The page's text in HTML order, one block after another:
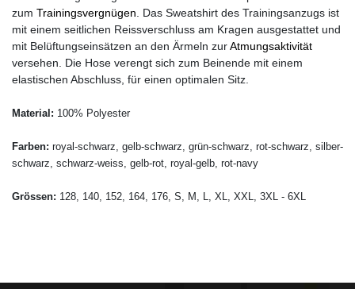
zum Trainingsvergnügen . Das Sweatshirt des Trainingsanzugs ist
mit einem seitlichen Reissverschluss am Kragen ausgestattet und
mit Belüftungseinsätzen an den Ärmeln zurAtmungsaktivität
versehen. Die Hose verengt sich zum Beinende mit einem
elastischen Abschluss, für einen optimalen Sitz.
Material: 100% Polyester
Farben: royal-schwarz, gelb-schwarz, grün-schwarz, rot-schwarz, silber-
schwarz, schwarz-weiss, gelb-rot, royal-gelb, rot-navy
Grössen: 128, 140, 152, 164, 176, S, M, L, XL, XXL, 3XL - 6XL